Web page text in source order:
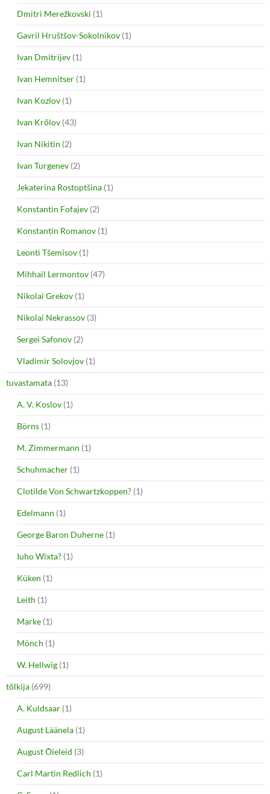
Dmitri Merežkovski (1)
Gavril Hruštšov-Sokolnikov (1)
Ivan Dmitrijev (1)
Ivan Hemnitser (1)
Ivan Kozlov (1)
Ivan Krõlov (43)
Ivan Nikitin (2)
Ivan Turgenev (2)
Jekaterina Rostoptšina (1)
Konstantin Fofajev (2)
Konstantin Romanov (1)
Leonti Tšemisov (1)
Mihhail Lermontov (47)
Nikolai Grekov (1)
Nikolai Nekrassov (3)
Sergei Safonov (2)
Vladimir Solovjov (1)
tuvastamata (13)
A. V. Koslov (1)
Börns (1)
M. Zimmermann (1)
Schuhmacher (1)
Clotilde Von Schwartzkoppen? (1)
Edelmann (1)
George Baron Duherne (1)
Iuho Wixta? (1)
Küken (1)
Leith (1)
Marke (1)
Mönch (1)
W. Hellwig (1)
tõlkija (699)
A. Kuldsaar (1)
August Läänela (1)
August Õieleid (3)
Carl Martin Redlich (1)